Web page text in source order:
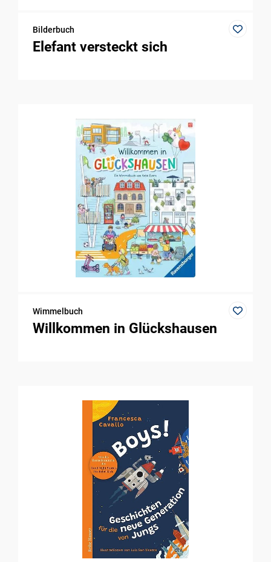
Bilderbuch
Elefant versteckt sich
Wimmelbuch
Willkommen in Glückshausen